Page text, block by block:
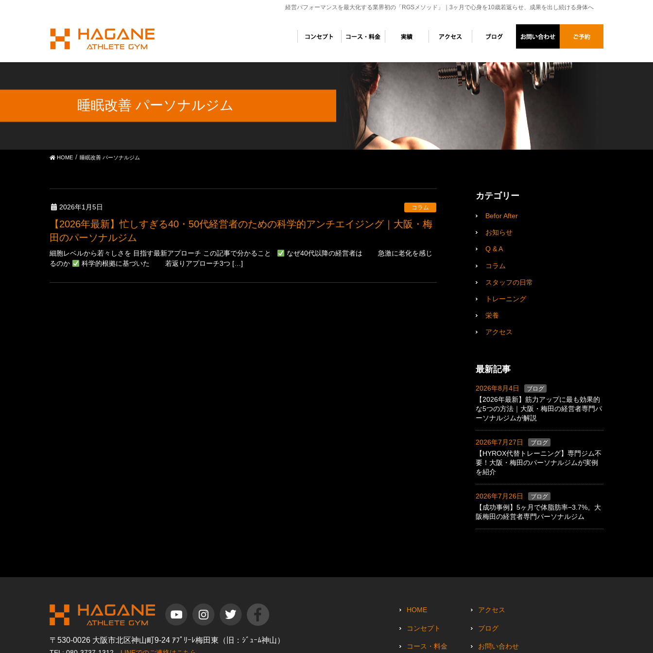
経営パフォーマンスを最大化する業界初の「RGSメソッド」｜3ヶ月で心身を10歳若返らせ、成果を出し続ける身体へ
睡眠改善 パーソナルジム
HOME 睡眠改善 パーソナルジム
2026年1月5日 コラム
【2026年最新】忙しすぎる40・50代経営者のための科学的アンチエイジング｜大阪・梅
田のパーソナルジム
細胞レベルから若々しさを 目指す最新アプローチ この記事で分かること
なぜ40代以降の経営者は 急激に老化を感じ
るのか
科学的根拠に基づいた 若返りアプローチ3つ […]
カテゴリー
Befor After
お知らせ
Q & A
コラム
スタッフの日常
トレーニング
栄養
アクセス
最新記事
2026年8月4日 ブログ
【2026年最新】筋力アップに最も効果的
な5つの方法｜大阪・梅田の経営者専門パ
ーソナルジムが解説
2026年7月27日 ブログ
【HYROX代替トレーニング】専門ジム不
要！大阪・梅田のパーソナルジムが実例
を紹介
2026年7月26日 ブログ
【成功事例】5ヶ月で体脂肪率−3.7%。大
阪梅田の経営者専門パーソナルジム
〒530-0026 大阪市北区神山町9-24 ｱﾌﾟﾘｰﾚ梅田東（旧：ｼﾞｭｰﾑ神山）
HOME
コンセプト
コース・料金
アクセス
ブログ
お問い合わせ